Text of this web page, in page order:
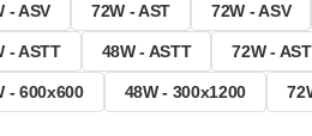
- ASV 72W - AST 72W - ASV
- ASTT 48W - ASTT 72W -
- 600x600 48W - 300x1200